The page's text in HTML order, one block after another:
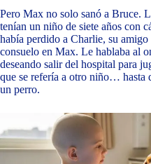
Pero Max no solo sanó a Bruce.
tenían un niño de siete años con
había perdido a Charlie, su
consuelo en Max. Le hablaba al
deseando salir del hospital para
que se refería a otro niño… hasta
un perro.